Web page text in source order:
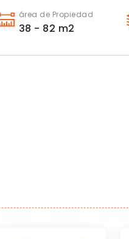
área de Propiedad
38 - 82 m2